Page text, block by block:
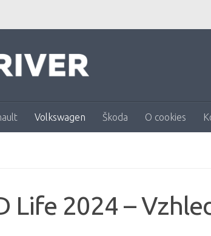
Volkswagen Škoda O cookies
Life 2024 –